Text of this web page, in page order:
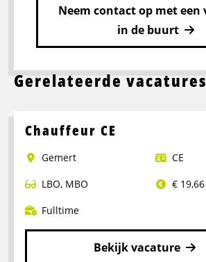
Neem contact op met een
in de buurt
Gerelateerde vacatures
Chauffeur CE
Gemert
CE
LBO, MBO
€
Fulltime
Bekijk vacature